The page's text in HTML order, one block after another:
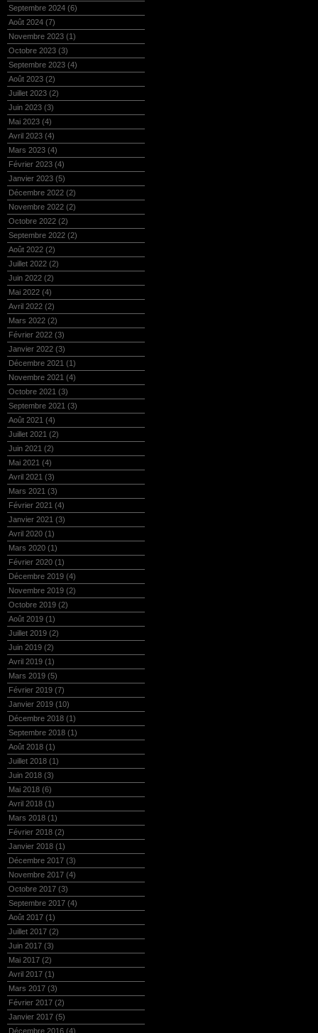
Septembre 2024 (6)
Août 2024 (7)
Novembre 2023 (1)
Octobre 2023 (3)
Septembre 2023 (4)
Août 2023 (2)
Juillet 2023 (2)
Juin 2023 (3)
Mai 2023 (4)
Avril 2023 (4)
Mars 2023 (4)
Février 2023 (4)
Janvier 2023 (5)
Décembre 2022 (2)
Novembre 2022 (2)
Octobre 2022 (2)
Septembre 2022 (2)
Août 2022 (2)
Juillet 2022 (2)
Juin 2022 (2)
Mai 2022 (4)
Avril 2022 (2)
Mars 2022 (2)
Février 2022 (3)
Janvier 2022 (3)
Décembre 2021 (1)
Novembre 2021 (4)
Octobre 2021 (3)
Septembre 2021 (3)
Août 2021 (4)
Juillet 2021 (2)
Juin 2021 (2)
Mai 2021 (4)
Avril 2021 (3)
Mars 2021 (3)
Février 2021 (4)
Janvier 2021 (3)
Avril 2020 (1)
Mars 2020 (1)
Février 2020 (1)
Décembre 2019 (4)
Novembre 2019 (2)
Octobre 2019 (2)
Août 2019 (1)
Juillet 2019 (2)
Juin 2019 (2)
Avril 2019 (1)
Mars 2019 (5)
Février 2019 (7)
Janvier 2019 (10)
Décembre 2018 (1)
Septembre 2018 (1)
Août 2018 (1)
Juillet 2018 (1)
Juin 2018 (3)
Mai 2018 (6)
Avril 2018 (1)
Mars 2018 (1)
Février 2018 (2)
Janvier 2018 (1)
Décembre 2017 (3)
Novembre 2017 (4)
Octobre 2017 (3)
Septembre 2017 (4)
Août 2017 (1)
Juillet 2017 (2)
Juin 2017 (3)
Mai 2017 (2)
Avril 2017 (1)
Mars 2017 (3)
Février 2017 (2)
Janvier 2017 (5)
Décembre 2016 (4)